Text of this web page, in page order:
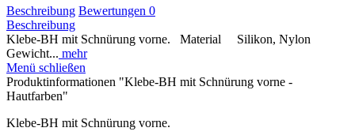
Beschreibung Bewertungen 0
Beschreibung
Klebe-BH mit Schnürung vorne. Material Silikon, Nylon
Gewicht... mehr
Menü schließen
Produktinformationen "Klebe-BH mit Schnürung vorne -
Hautfarben"
Klebe-BH mit Schnürung vorne.